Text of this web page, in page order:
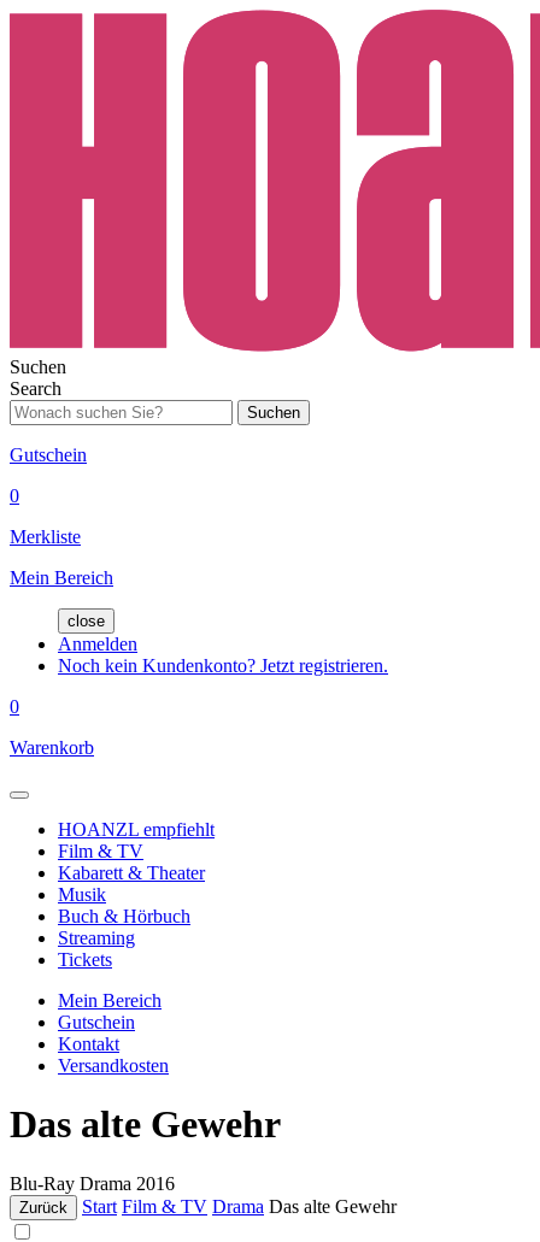
Suchen
Search
Suchen
Gutschein
0
Merkliste
Mein Bereich
close
Anmelden
Noch kein Kundenkonto? Jetzt registrieren.
0
Warenkorb
HOANZL empfiehlt
Film & TV
Kabarett & Theater
Musik
Buch & Hörbuch
Streaming
Tickets
Mein Bereich
Gutschein
Kontakt
Versandkosten
Das alte Gewehr
Blu-Ray Drama 2016
Zurück Start Film & TV Drama Das alte Gewehr